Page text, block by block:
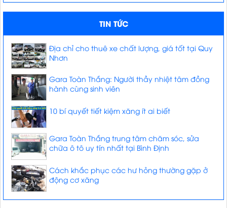
TIN TỨC
Địa chỉ cho thuê xe chất lượng, giá tốt tại Quy
Nhơn
Gara Toàn Thắng: Người thầy nhiệt tâm đồng
hành cùng sinh viên
10 bí quyết tiết kiệm xăng ít ai biết
Gara Toàn Thắng trung tâm chăm sóc, sửa
chữa ô tô uy tín nhất tại Bình Định
Cách khắc phục các hư hỏng thường gặp ở
động cơ xăng